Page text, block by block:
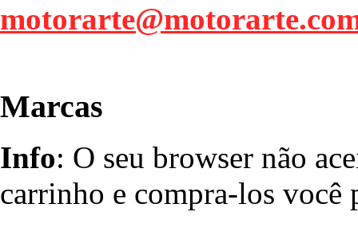
Marcas
Info: O seu browser não
carrinho e compra-los você